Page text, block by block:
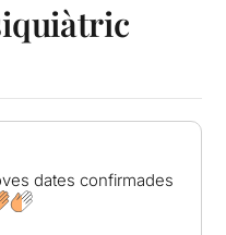
dates confirmades